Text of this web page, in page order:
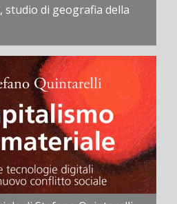
studio di geografia della